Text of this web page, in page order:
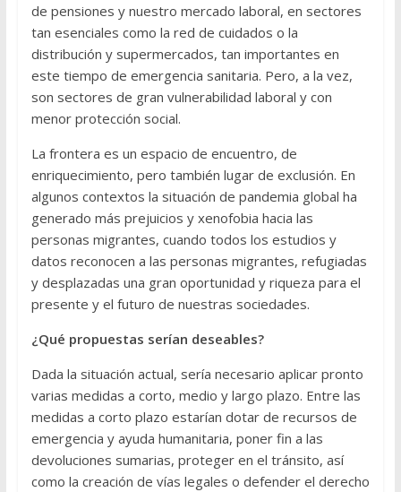
de pensiones y nuestro mercado laboral, en sectores
tan esenciales como la red de cuidados o la
distribución y supermercados, tan importantes en
este tiempo de emergencia sanitaria. Pero, a la vez,
son sectores de gran vulnerabilidad laboral y con
menor protección social.
La frontera es un espacio de encuentro, de
enriquecimiento, pero también lugar de exclusión. En
algunos contextos la situación de pandemia global ha
generado más prejuicios y xenofobia hacia las
personas migrantes, cuando todos los estudios y
datos reconocen a las personas migrantes, refugiadas
y desplazadas una gran oportunidad y riqueza para el
presente y el futuro de nuestras sociedades.
¿Qué propuestas serían deseables?
Dada la situación actual, sería necesario aplicar pronto
varias medidas a corto, medio y largo plazo. Entre las
medidas a corto plazo estarían dotar de recursos de
emergencia y ayuda humanitaria, poner fin a las
devoluciones sumarias, proteger en el tránsito, así
como la creación de vías legales o defender el derecho